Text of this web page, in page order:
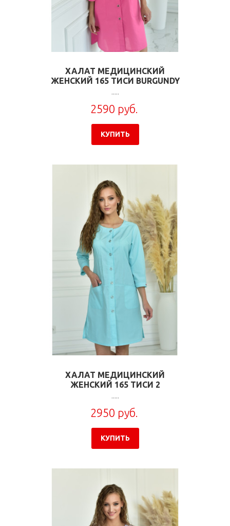
ХАЛАТ МЕДИЦИНСКИЙ
ЖЕНСКИЙ 165 ТИСИ BURGUNDY
.....
2590 руб.
КУПИТЬ
ХАЛАТ МЕДИЦИНСКИЙ
ЖЕНСКИЙ 165 ТИСИ 2
.....
2950 руб.
КУПИТЬ